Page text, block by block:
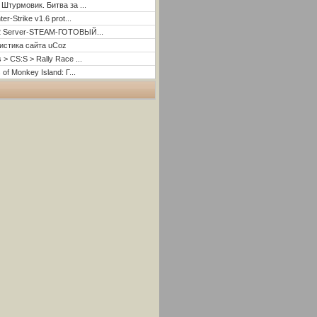
Битва за ...
Strike v1.6 prot...
Server-STEAM-ГОТОВЫЙ...
сайта uCoz
> CS:S > Rally Race ...
of Monkey Island: Г...